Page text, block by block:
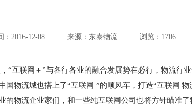
：2016-12-08 来源：东泰物流 浏览：1706
“互联网＋”与各行各业的融合发展势在必行，物流行
物流城也搭上了“互联网 ”的顺风车，打造“互联网 物
的物流企业家们，和一些纯互联网公司也将方针瞄准